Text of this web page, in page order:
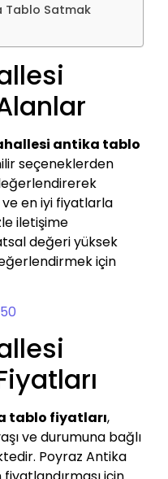
Tablo Satmak
antika tablo
seçeneklerden
en iyi fiyatlarla
iletişime
değeri yüksek
için
tablo fiyatları,
ve durumuna bağlı
Poyraz Antika